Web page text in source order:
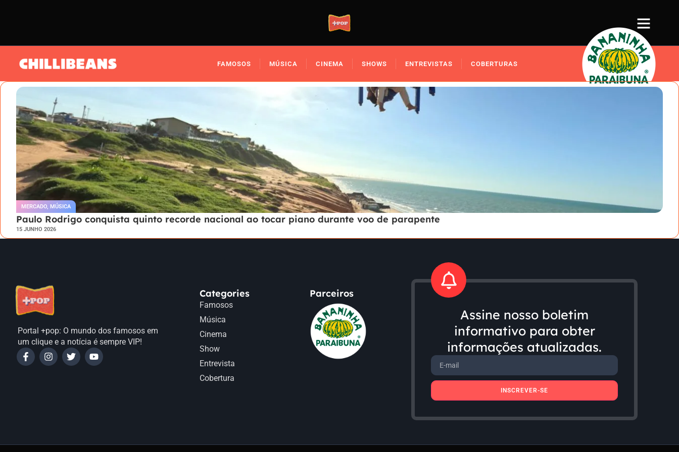
FAMOSOS MÚSICA CINEMA SHOWS ENTREVISTAS COBERTURAS
MERCADO, MÚSICA
Paulo Rodrigo conquista quinto recorde nacional ao tocar piano durante voo de parapente
15 JUNHO 2026
Portal +pop: O mundo dos famosos em
um clique e a notícia é sempre VIP!
Categories
Famosos
Música
Cinema
Show
Entrevista
Cobertura
Parceiros
Assine nosso boletim
informativo para obter
informações atualizadas.
INSCREVER-SE